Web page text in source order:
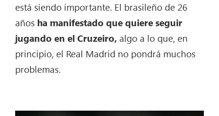
está siendo importante. El brasileño de 26
años ha manifestado que quiere seguir
jugando en el Cruzeiro, algo a lo que, en
principio, el Real Madrid no pondrá muchos
problemas.